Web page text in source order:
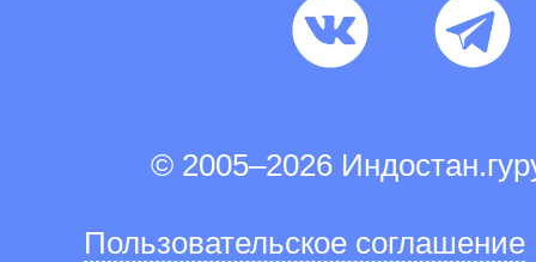
© 2005–2026
Пользовательское соглашение